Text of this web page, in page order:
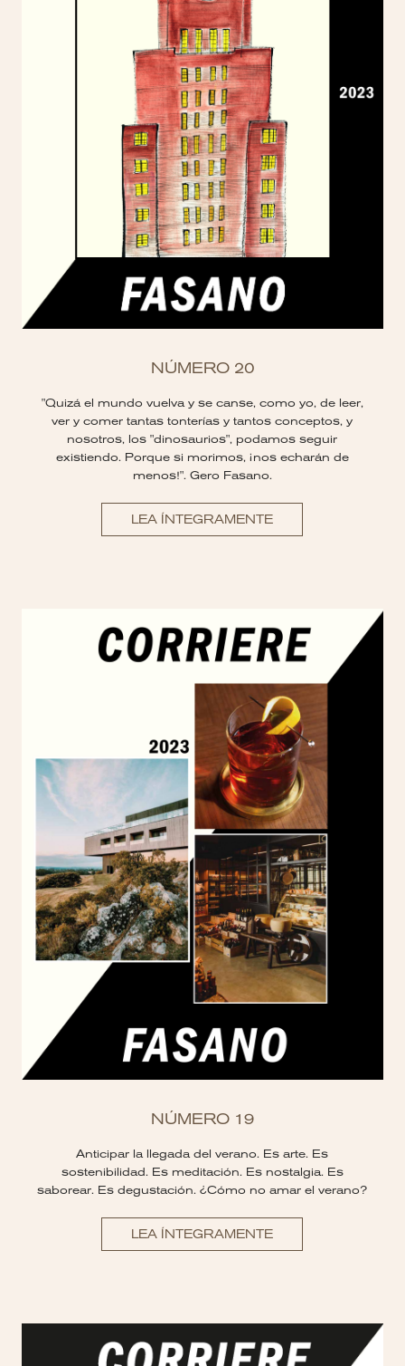
NÚMERO 20
"Quizá el mundo vuelva y se canse, como yo, de leer,
ver y comer tantas tonterías y tantos conceptos, y
nosotros, los "dinosaurios", podamos seguir
existiendo. Porque si morimos, ¡nos echarán de
menos!". Gero Fasano.
LEA ÍNTEGRAMENTE
NÚMERO 19
Anticipar la llegada del verano. Es arte. Es
sostenibilidad. Es meditación. Es nostalgia. Es
saborear. Es degustación. ¿Cómo no amar el verano?
LEA ÍNTEGRAMENTE